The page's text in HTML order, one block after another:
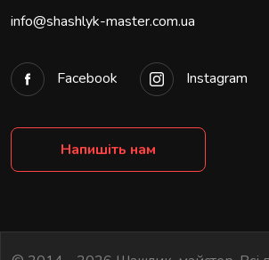
info@shashlyk-master.com.ua
Facebook Instagram
Напишіть нам